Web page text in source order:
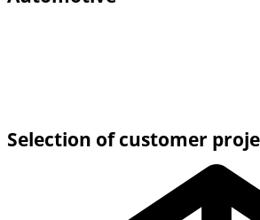
Selection of customer